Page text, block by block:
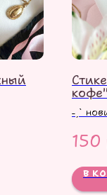
˗ˏˋ
150
В